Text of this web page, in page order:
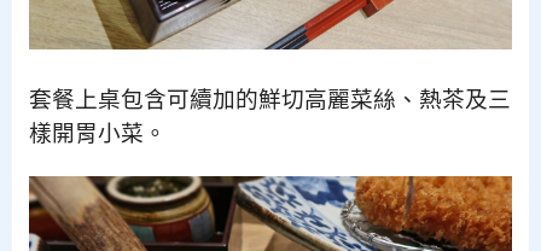
套餐上桌包含可續加的鮮切高麗菜絲、熱茶及三
樣開胃小菜。